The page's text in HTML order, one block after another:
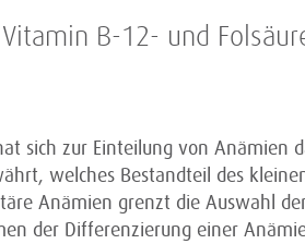
B-12- und
sich zur Einteilung von Anämien
welches Bestandteil des
Anämien grenzt die Auswahl
der Differenzierung einer